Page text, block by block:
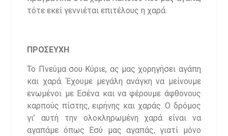
τότε εκεί γεννιέται επιτέλους η χαρά.
ΠΡΟΣΕΥΧΗ
Το Πνεύμα σου Κύριε, ας μας χορηγήσει αγάπη
και χαρά. Έχουμε μεγάλη ανάγκη να μείνουμε
ενωμένοι με Εσένα και να φέρουμε άφθονους
καρπούς πίστης, ειρήνης και χαράς. Ο δρόμος
γι’ αυτή την ολοκληρωμένη χαρά είναι να
αγαπάμε όπως Εσύ μας αγαπάς, γιατί μόνο